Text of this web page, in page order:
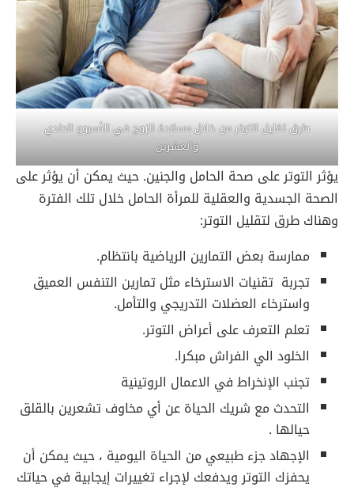
طرق تقليل التوتر من خلال مساندة الزوج في الأسبوع الحادي
والعشرين
يؤثر التوتر على صحة الحامل والجنين. حيث يمكن أن يؤثر على
الصحة الجسدية والعقلية للمرأة الحامل خلال تلك الفترة
وهناك طرق لتقليل التوتر:
ممارسة بعض التمارين الرياضية بانتظام.
تجربة تقنيات الاسترخاء مثل تمارين التنفس العميق
واسترخاء العضلات التدريجي والتأمل.
تعلم التعرف على أعراض التوتر.
الخلود الي الفراش مبكرا.
تجنب الإنخراط في الاعمال الروتينية
التحدث مع شريك الحياة عن أي مخاوف تشعرين بالقلق
حيالها .
الإجهاد جزء طبيعي من الحياة اليومية ، حيث يمكن أن
يحفزك التوتر ويدفعك لإجراء تغييرات إيجابية في حياتك